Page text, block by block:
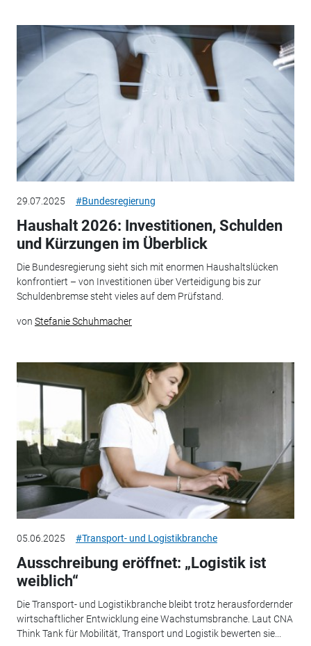
29.07.2025 #Bundesregierung
Haushalt 2026: Investitionen, Schulden
und Kürzungen im Überblick
Die Bundesregierung sieht sich mit enormen Haushaltslücken
konfrontiert – von Investitionen über Verteidigung bis zur
Schuldenbremse steht vieles auf dem Prüfstand.
von Stefanie Schuhmacher
05.06.2025 #Transport- und Logistikbranche
Ausschreibung eröffnet: „Logistik ist
weiblich“
Die Transport- und Logistikbranche bleibt trotz herausfordernder
wirtschaftlicher Entwicklung eine Wachstumsbranche. Laut CNA
Think Tank für Mobilität, Transport und Logistik bewerten sie...